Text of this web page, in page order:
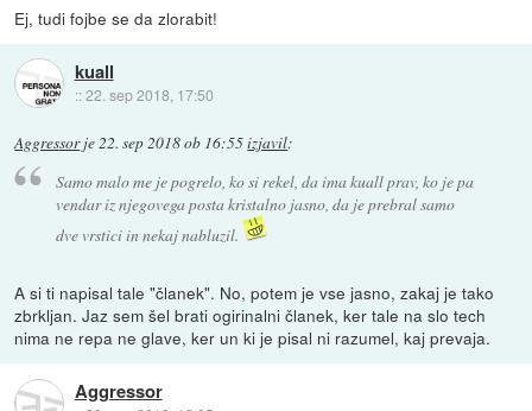
Ej, tudi fojbe se da zlorabit!
kuall
::22. sep 2018, 17:50
Aggressorje22. sep 2018 ob 16:55izjavil:
Samo malo me je pogrelo, ko si rekel, da ima kuall prav, ko je pa
vendar iz njegovega posta kristalno jasno, da je prebral samo
dve vrstici in nekaj nabluzil.
A si ti napisal tale "članek". No, potem je vse jasno, zakaj je tako
zbrkljan. Jaz sem šel brati ogirinalni članek, ker tale na slo tech
nima ne repa ne glave, ker un ki je pisal ni razumel, kaj prevaja.
Aggressor